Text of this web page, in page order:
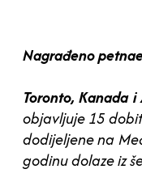
Nagrađeno
Toronto, Kanada
objavljuje 15
dodijeljene na
godinu dolaze iz